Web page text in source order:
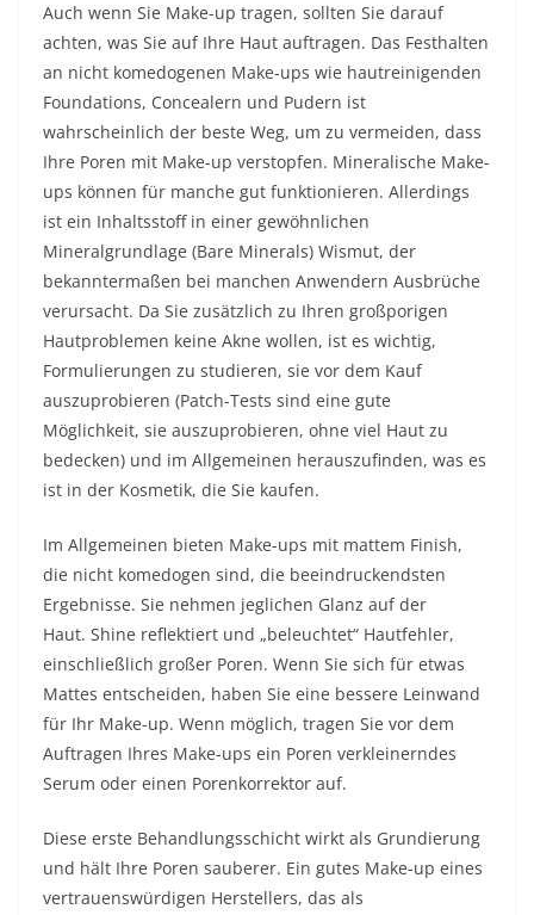
Auch wenn Sie Make-up tragen, sollten Sie darauf
achten, was Sie auf Ihre Haut auftragen. Das Festhalten
an nicht komedogenen Make-ups wie hautreinigenden
Foundations, Concealern und Pudern ist
wahrscheinlich der beste Weg, um zu vermeiden, dass
Ihre Poren mit Make-up verstopfen. Mineralische Make-
ups können für manche gut funktionieren. Allerdings
ist ein Inhaltsstoff in einer gewöhnlichen
Mineralgrundlage (Bare Minerals) Wismut, der
bekanntermaßen bei manchen Anwendern Ausbrüche
verursacht. Da Sie zusätzlich zu Ihren großporigen
Hautproblemen keine Akne wollen, ist es wichtig,
Formulierungen zu studieren, sie vor dem Kauf
auszuprobieren (Patch-Tests sind eine gute
Möglichkeit, sie auszuprobieren, ohne viel Haut zu
bedecken) und im Allgemeinen herauszufinden, was es
ist in der Kosmetik, die Sie kaufen.
Im Allgemeinen bieten Make-ups mit mattem Finish,
die nicht komedogen sind, die beeindruckendsten
Ergebnisse. Sie nehmen jeglichen Glanz auf der
Haut. Shine reflektiert und „beleuchtet“ Hautfehler,
einschließlich großer Poren. Wenn Sie sich für etwas
Mattes entscheiden, haben Sie eine bessere Leinwand
für Ihr Make-up. Wenn möglich, tragen Sie vor dem
Auftragen Ihres Make-ups ein Poren verkleinerndes
Serum oder einen Porenkorrektor auf.
Diese erste Behandlungsschicht wirkt als Grundierung
und hält Ihre Poren sauberer. Ein gutes Make-up eines
vertrauenswürdigen Herstellers, das als